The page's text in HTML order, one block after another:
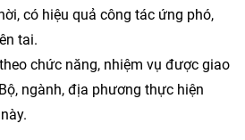
có hiệu quả công tác ứng phó,
tai.
chức năng, nhiệm vụ được giao
ngành, địa phương thực hiện